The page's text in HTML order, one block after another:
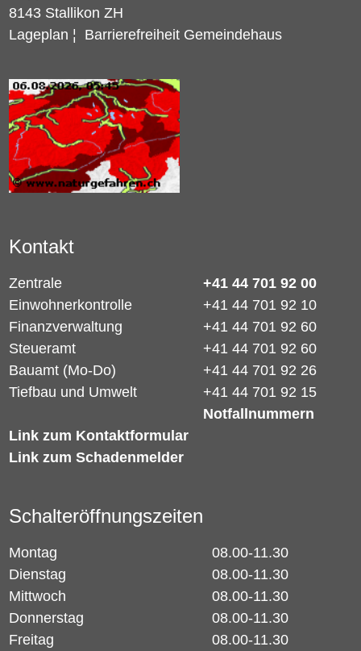
8143 Stallikon ZH
Lageplan ¦ Barrierefreiheit Gemeindehaus
Kontakt
Zentrale
+41 44 701 92 00
Einwohnerkontrolle
+41 44 701 92 10
Finanzverwaltung
+41 44 701 92 60
Steueramt
+41 44 701 92 60
Bauamt (Mo-Do)
+41 44 701 92 26
Tiefbau und Umwelt
Link zum Kontaktformular
Link zum Schadenmelder
+41 44 701 92 15
Notfallnummern
Schalteröffnungszeiten
Montag
08.00-11.30
Dienstag
08.00-11.30
Mittwoch
08.00-11.30
Donnerstag
08.00-11.30
Freitag
08.00-11.30